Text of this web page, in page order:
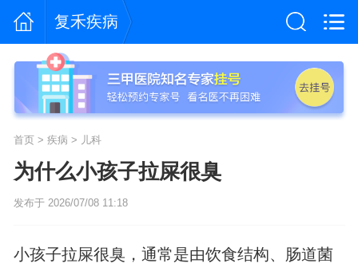
复禾疾病
首页> 疾病 > 儿科
为什么小孩子拉屎很臭
发布于 2026/07/08 11:18
小孩子拉屎很臭，通常是由饮食结构、肠道菌